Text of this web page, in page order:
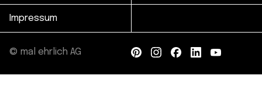
Impressum
© mal ehrlich AG